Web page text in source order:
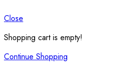
Close
Shopping cart is empty!
Continue Shopping